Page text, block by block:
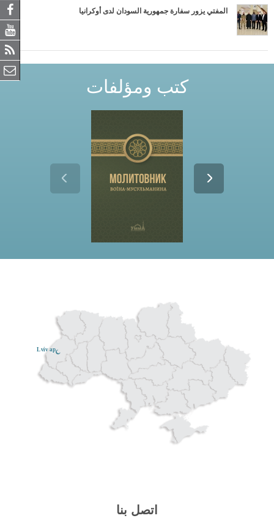
المفتي يزور سفارة جمهورية السودان لدى أوكرانيا
كتب ومؤلفات
Lviv ар
اتصل بنا